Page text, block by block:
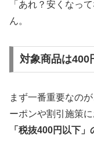
「あれ？安くなっ
ん。
対象商品は400
まず一番重要なの
ーポンや割引施策
「税抜400円以下」